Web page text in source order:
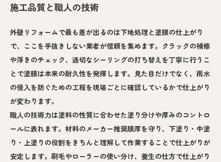
施工品質と職人の技術
外壁リフォームで最も差が出るのは下地処理と塗膜の仕上がり
で、ここを手抜きしない業者が信頼を集めます。クラックの補修
や浮きのチェック、適切なシーリングの打ち替えを丁寧に行うこ
とで塗膜は本来の耐久性を発揮します。見た目だけでなく、雨水
の侵入を防ぐための工程を現場ごとに確認しているかで仕上がり
が変わります。
職人の技術力は塗料の性質に合わせた塗り分けや厚みのコントロ
ールに表れます。材料のメーカー推奨膜厚を守り、下塗り・中塗
り・上塗りの役割をきちんと理解して作業することで仕上がりが
安定します。刷毛やローラーの使い分け、養生の仕方で仕上がり